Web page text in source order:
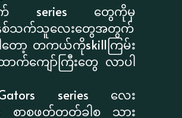
က် series တွေကိုမှ
စ်သက်သူလေးတွေအတွက်
တော့ တကယ်ကိုskillကြမ်း
က်ကျော်ကြီးတွေ လာပါ
series လေး
စာစဖတ်တတ်ခါစ သား